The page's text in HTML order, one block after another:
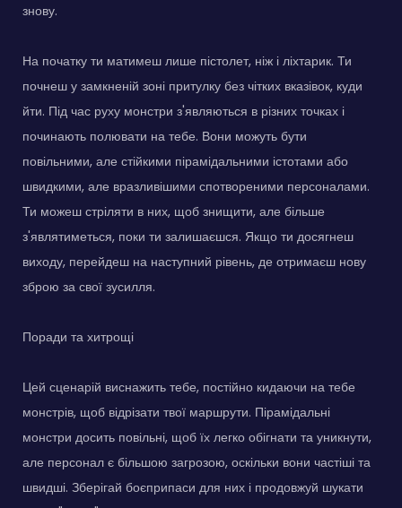
знову.
На початку ти матимеш лише пістолет, ніж і ліхтарик. Ти
почнеш у замкненій зоні притулку без чітких вказівок, куди
йти. Під час руху монстри з'являються в різних точках і
починають полювати на тебе. Вони можуть бути
повільними, але стійкими пірамідальними істотами або
швидкими, але вразливішими спотвореними персоналами.
Ти можеш стріляти в них, щоб знищити, але більше
з'являтиметься, поки ти залишаєшся. Якщо ти досягнеш
виходу, перейдеш на наступний рівень, де отримаєш нову
зброю за свої зусилля.
Поради та хитрощі
Цей сценарій виснажить тебе, постійно кидаючи на тебе
монстрів, щоб відрізати твої маршрути. Пірамідальні
монстри досить повільні, щоб їх легко обігнати та уникнути,
але персонал є більшою загрозою, оскільки вони частіші та
швидші. Зберігай боєприпаси для них і продовжуй шукати